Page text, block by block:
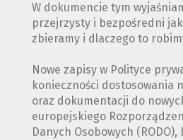
W dokumencie tym
przejrzysty i bezpośredni
zbieramy i dlaczego to
Nowe zapisy w Polityce
konieczności dostosowania
oraz dokumentacji do
europejskiego
Danych Osobowych